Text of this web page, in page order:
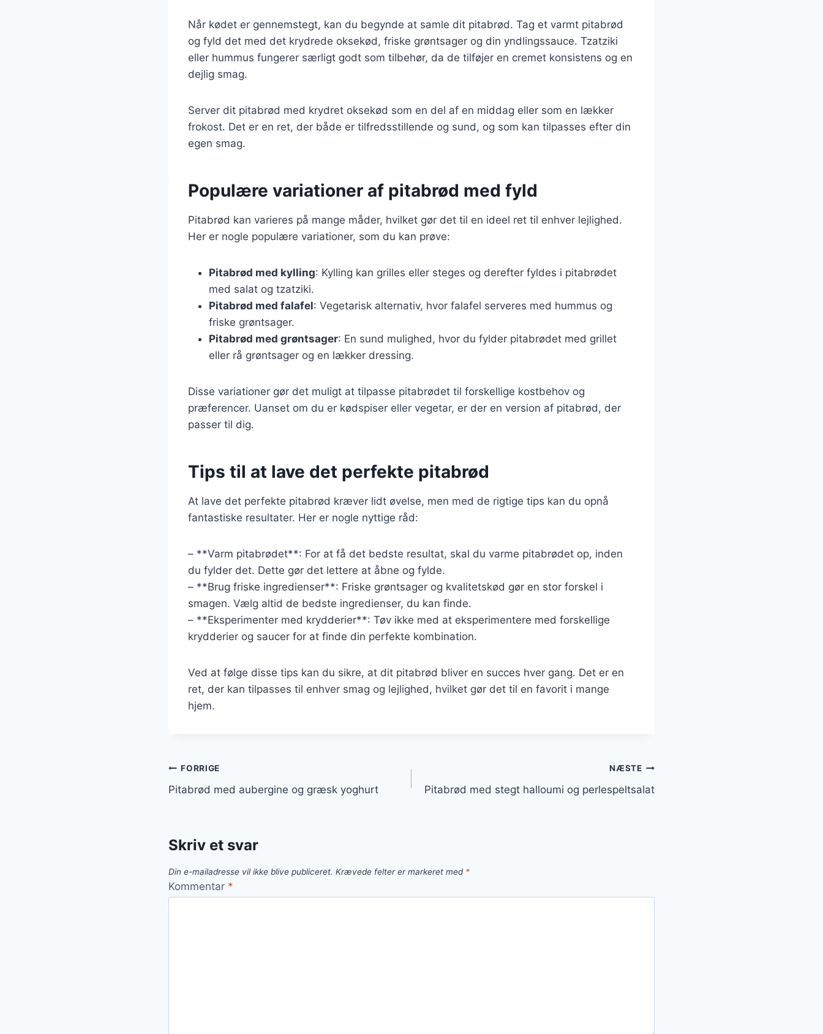
Når kødet er gennemstegt, kan du begynde at samle dit pitabrød. Tag et varmt pitabrød
og fyld det med det krydrede oksekød, friske grøntsager og din yndlingssauce. Tzatziki
eller hummus fungerer særligt godt som tilbehør, da de tilføjer en cremet konsistens og en
dejlig smag.
Server dit pitabrød med krydret oksekød som en del af en middag eller som en lækker
frokost. Det er en ret, der både er tilfredsstillende og sund, og som kan tilpasses efter din
egen smag.
Populære variationer af pitabrød med fyld
Pitabrød kan varieres på mange måder, hvilket gør det til en ideel ret til enhver lejlighed.
Her er nogle populære variationer, som du kan prøve:
Pitabrød med kylling: Kylling kan grilles eller steges og derefter fyldes i pitabrødet
med salat og tzatziki.
Pitabrød med falafel: Vegetarisk alternativ, hvor falafel serveres med hummus og
friske grøntsager.
Pitabrød med grøntsager: En sund mulighed, hvor du fylder pitabrødet med grillet
eller rå grøntsager og en lækker dressing.
Disse variationer gør det muligt at tilpasse pitabrødet til forskellige kostbehov og
præferencer. Uanset om du er kødspiser eller vegetar, er der en version af pitabrød, der
passer til dig.
Tips til at lave det perfekte pitabrød
At lave det perfekte pitabrød kræver lidt øvelse, men med de rigtige tips kan du opnå
fantastiske resultater. Her er nogle nyttige råd:
– **Varm pitabrødet**: For at få det bedste resultat, skal du varme pitabrødet op, inden
du fylder det. Dette gør det lettere at åbne og fylde.
– **Brug friske ingredienser**: Friske grøntsager og kvalitetskød gør en stor forskel i
smagen. Vælg altid de bedste ingredienser, du kan finde.
– **Eksperimenter med krydderier**: Tøv ikke med at eksperimentere med forskellige
krydderier og saucer for at finde din perfekte kombination.
Ved at følge disse tips kan du sikre, at dit pitabrød bliver en succes hver gang. Det er en
ret, der kan tilpasses til enhver smag og lejlighed, hvilket gør det til en favorit i mange
hjem.
Indlægsnavigation
FORRIGE
Pitabrød med aubergine og græsk yoghurt
NÆSTE
Pitabrød med stegt halloumi og perlespeltsalat
Skriv et svar
Din e-mailadresse vil ikke blive publiceret. Krævede felter er markeret med *
Kommentar *